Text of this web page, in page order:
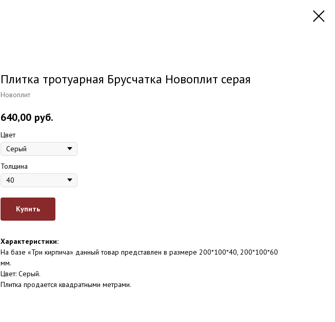
Плитка тротуарная Брусчатка Новоплит серая
Новоплит
640,00 руб.
Цвет
Толщина
Купить
Характеристики:
На базе «Три кирпича» данный товар представлен в размере 200*100*40, 200*100*60
мм.
Цвет: Серый.
Плитка продается квадратными метрами.